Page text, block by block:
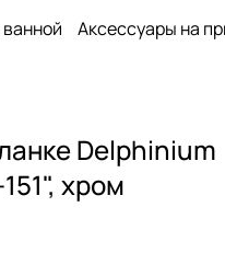
Аксессуары на
Delphinium
хром